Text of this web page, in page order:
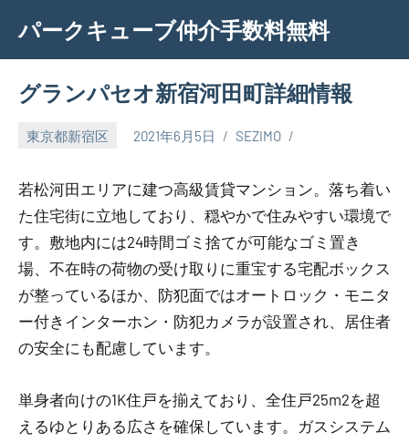
content
パークキューブ仲介手数料無料
グランパセオ新宿河田町詳細情報
東京都新宿区 2021年6月5日 SEZIMO
若松河田エリアに建つ高級賃貸マンション。落ち着い
た住宅街に立地しており、穏やかで住みやすい環境で
す。敷地内には24時間ゴミ捨てが可能なゴミ置き
場、不在時の荷物の受け取りに重宝する宅配ボックス
が整っているほか、防犯面ではオートロック・モニタ
ー付きインターホン・防犯カメラが設置され、居住者
の安全にも配慮しています。
単身者向けの1K住戸を揃えており、全住戸25m2を超
えるゆとりある広さを確保しています。ガスシステム